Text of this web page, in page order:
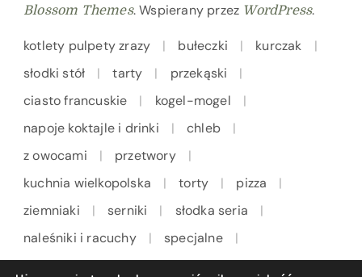
Blossom Themes. Wspierany przez WordPress.
kotlety pulpety zrazy bułeczki
kurczak
słodki stół
tarty
przekąski
ciasto francuskie
kogel-mogel
napoje koktajle i drinki
chleb
z owocami
przetwory
kuchnia wielkopolska
torty
pizza
ziemniaki
serniki
słodka seria
naleśniki i racuchy
specjalne
kuchnia włoska
ryby makarony